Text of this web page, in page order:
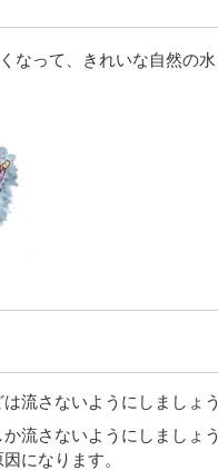
なって、きれいな自然の
流さないようにしましょう
流さないようにしましょ
になります。